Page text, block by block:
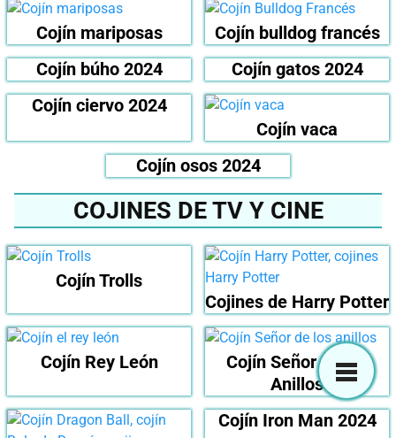
Cojín mariposas
Cojín bulldog francés
Cojín búho 2024
Cojín gatos 2024
Cojín ciervo 2024
Cojín vaca
Cojín osos 2024
COJINES DE TV Y CINE
Cojín Trolls
Cojines de Harry Potter
Cojín Rey León
Cojín Señor de los
Anillos
Cojín Iron Man 2024